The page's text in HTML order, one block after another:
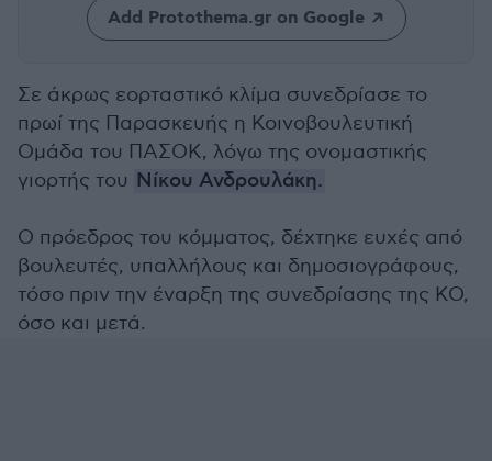
Add Protothema.gr on Google
Σε άκρως εορταστικό κλίμα συνεδρίασε το
πρωί της Παρασκευής η Κοινοβουλευτική
Ομάδα του ΠΑΣΟΚ, λόγω της ονομαστικής
γιορτής του Νίκου Ανδρουλάκη.
Ο πρόεδρος του κόμματος, δέχτηκε ευχές από
βουλευτές, υπαλλήλους και δημοσιογράφους,
τόσο πριν την έναρξη της συνεδρίασης της ΚΟ,
όσο και μετά.